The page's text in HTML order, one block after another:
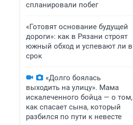
спланировали побег
«Готовят основание будущей
дороги»: как в Рязани строят
южный обход и успевают ли в
срок
«Долго боялась
выходить на улицу». Мама
искалеченного бойца — о том,
как спасает сына, который
разбился по пути к невесте